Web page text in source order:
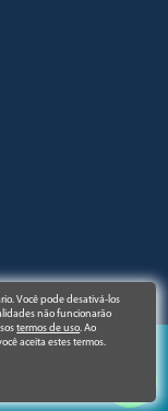
/ CNPJ:
reservados.
Você pode desativá-los
não funcionarão
termos de uso. Ao
aceita estes termos.